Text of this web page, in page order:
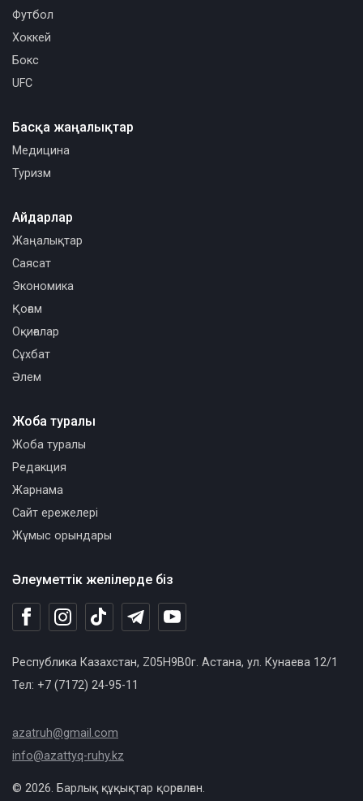
Футбол
Хоккей
Бокс
UFC
Басқа жаңалықтар
Медицина
Туризм
Әлеуметтік желілерде біз
Республика Казахстан, Z05H9B0г. Астана, ул. Кунаева 12/1
Тел: +7 (7172) 24-95-11
azatruh@gmail.com
info@azattyq-ruhy.kz
Айдарлар
Жаңалықтар
Саясат
Экономика
Қоғам
Оқиғалар
Сұхбат
Әлем
Жоба туралы
Жоба туралы
Редакция
Жарнама
Сайт ережелері
Жұмыс орындары
© 2026. Барлық құқықтар қорғалған.